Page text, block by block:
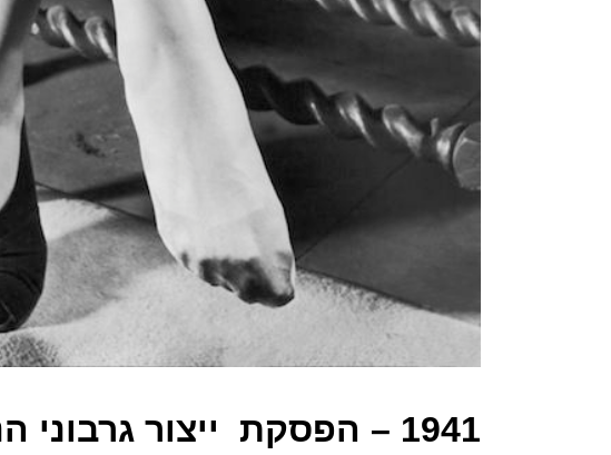
1941 – הפסקת ייצור גרבוני הניילון והריצה לחנויות